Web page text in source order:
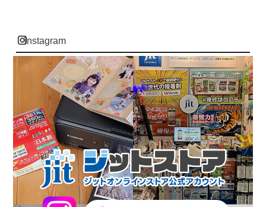
instagram